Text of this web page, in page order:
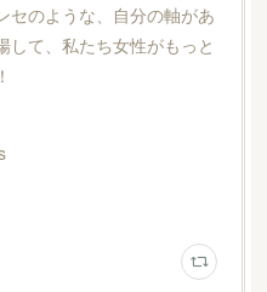
のような、自分の軸があ
して、私たち女性がもっと